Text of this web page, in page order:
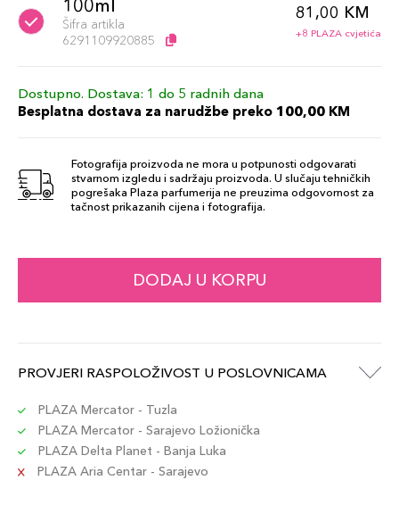
100ml
Šifra artikla
6291109920885
81,00 KM
+8 PLAZA cvjetića
Dostupno. Dostava: 1 do 5 radnih dana
Besplatna dostava za narudžbe preko 100,00 KM
Fotografija proizvoda ne mora u potpunosti odgovarati
stvarnom izgledu i sadržaju proizvoda. U slučaju tehničkih
pogrešaka Plaza parfumerija ne preuzima odgovornost za
tačnost prikazanih cijena i fotografija.
DODAJ U KORPU
PROVJERI RASPOLOŽIVOST U POSLOVNICAMA
PLAZA Mercator - Tuzla
PLAZA Mercator - Sarajevo Ložionička
PLAZA Delta Planet - Banja Luka
PLAZA Aria Centar - Sarajevo